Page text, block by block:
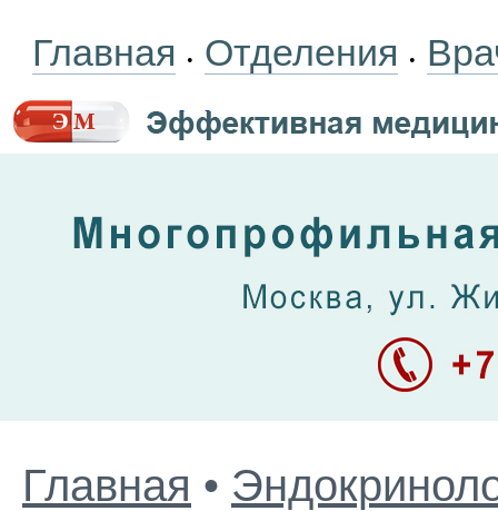
Главная • Отделения •
Главная •